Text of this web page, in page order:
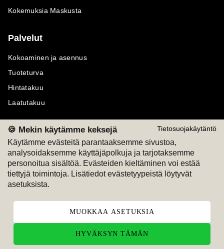
Tietosuojakäytäntö
🍪 Mekin käytämme keksejä
Käytämme evästeitä parantaaksemme sivustoa,
analysoidaksemme käyttäjäpolkuja ja tarjotaksemme
personoitua sisältöä. Evästeiden kieltäminen voi estää
tiettyjä toimintoja. Lisätiedot evästetyypeistä löytyvät
asetuksista.
MUOKKAA ASETUKSIA
HYVÄKSYN TÄMÄN
Kokemuksia Maskusta
Palvelut
Kokoaminen ja asennus
Tuoteturva
Hintatakuu
Laatutakuu
Maksutavat
M
Seuraa meitä